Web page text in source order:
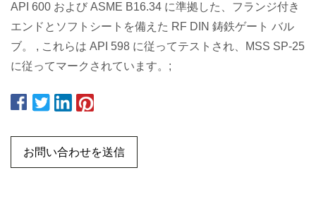
API 600 および ASME B16.34 に準拠した、フランジ付き
エンドとソフトシートを備えた RF DIN 鋳鉄ゲート バル
ブ。 , これらは API 598 に従ってテストされ、MSS SP-25
に従ってマークされています。;
お問い合わせを送信